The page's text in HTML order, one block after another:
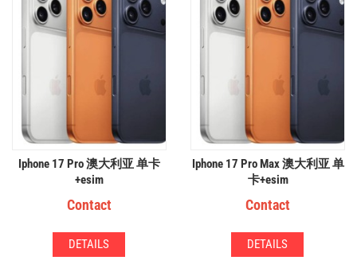
Iphone 17 Pro 澳大利亚 单卡
+esim
Contact
DETAILS
Iphone 17 Pro Max 澳大利亚 单
卡+esim
Contact
DETAILS
Remax 睿量 Magsafe 3合1 无
线充电底座
$35.00
DETAILS